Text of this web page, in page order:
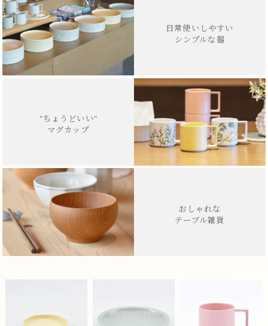
日常使いしやすい
シンプルな器
"ちょうどいい"
マグカップ
おしゃれな
テーブル雑貨